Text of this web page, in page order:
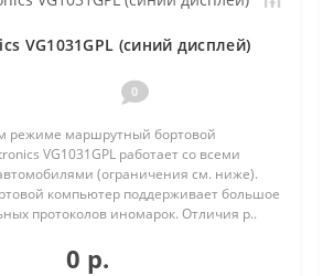
VG1031GPL (синий дисплей)
0
режиме маршрутный бортовой
VG1031GPL работает со всеми
(ограничения см. ниже).
компьютер поддерживает большое
протоколов иномарок. Отличия р..
0 р.